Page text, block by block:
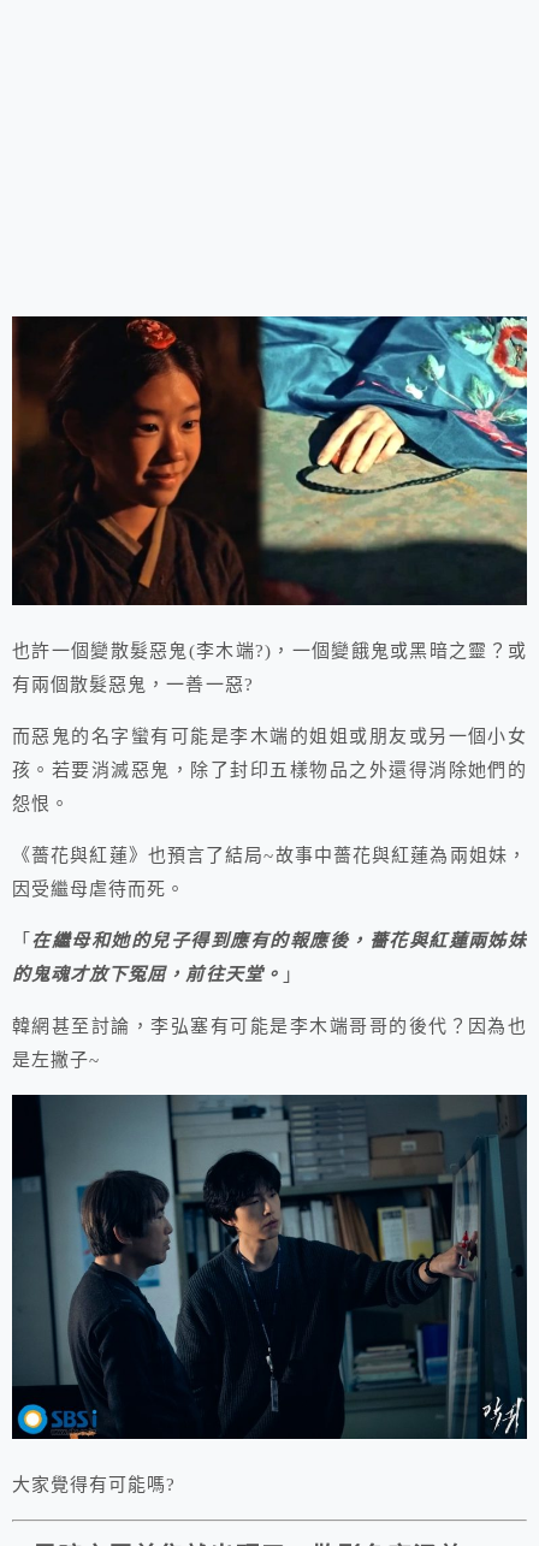
也許一個變散髮惡鬼(李木端?)，一個變餓鬼或黑暗之靈？或
有兩個散髮惡鬼，一善一惡?
而惡鬼的名字蠻有可能是李木端的姐姐或朋友或另一個小女
孩。若要消滅惡鬼，除了封印五樣物品之外還得消除她們的
怨恨。
《薔花與紅蓮》也預言了結局~故事中薔花與紅蓮為兩姐妹，
因受繼母虐待而死。
「 在繼母和她的兒子得到應有的報應後，薔花與紅蓮兩姊妹
的鬼魂才放下冤屈，前往天堂。 」
韓網甚至討論，李弘塞有可能是李木端哥哥的後代？因為也
是左撇子~
大家覺得有可能嗎?